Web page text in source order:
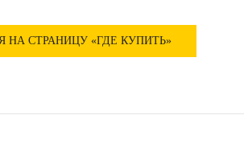
НА СТРАНИЦУ «ГДЕ КУПИТЬ»